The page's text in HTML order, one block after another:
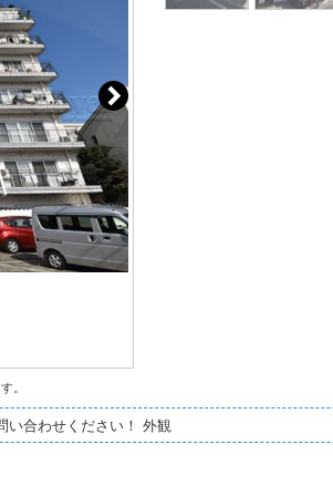
。
い合わせください！ 外観